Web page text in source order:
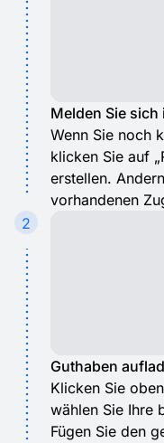
Melden Sie sich
Wenn Sie noch
klicken Sie auf
erstellen.
vorhandenen
2
Guthaben
Klicken Sie
wählen Sie Ihre
Fügen Sie den